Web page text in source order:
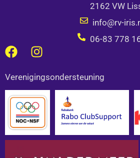
2162 VW
info@rv-
06-83 778
F
c
e
b
o
o
k
I
s
t
a
g
r
a
Verenigingsondersteuning